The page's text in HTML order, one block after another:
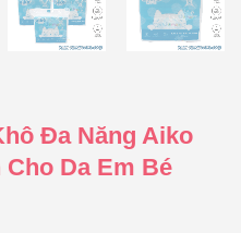
Đa Năng Aiko
Cho Da Em Bé